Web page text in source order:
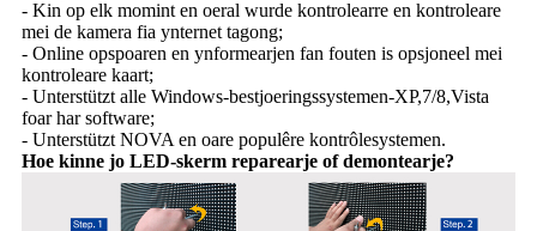
- Kin op elk momint en oeral wurde kontrolearre en kontroleare
mei de kamera fia ynternet tagong;
- Online opspoaren en ynformearjen fan fouten is opsjoneel mei
kontroleare kaart;
- Unterstützt alle Windows-bestjoeringssystemen-XP,7/8,Vista
foar har software;
- Unterstützt NOVA en oare populêre kontrôlesystemen.
Hoe kinne jo LED-skerm reparearje of demontearje?